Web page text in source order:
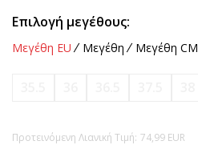
Επιλογή μεγέθους:
Μεγέθη EU Μεγέθη Μεγέθη CM
Προτεινόμενη Λιανική Τιμή: 74,99 EUR